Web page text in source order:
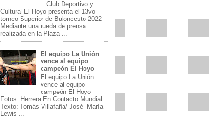
Club Deportivo y
Cultural El Hoyo presenta el 13vo
torneo Superior de Baloncesto 2022
Mediante una rueda de prensa
realizada en la Plaza ...
El equipo La Unión
vence al equipo
campeón El Hoyo
El equipo La Unión
vence al equipo
campeón El Hoyo
Fotos: Herrera En Contacto Mundial
Texto: Tomás Villafaña/ José María
Lewis ...